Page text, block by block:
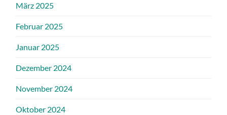
März 2025
Februar 2025
Januar 2025
Dezember 2024
November 2024
Oktober 2024